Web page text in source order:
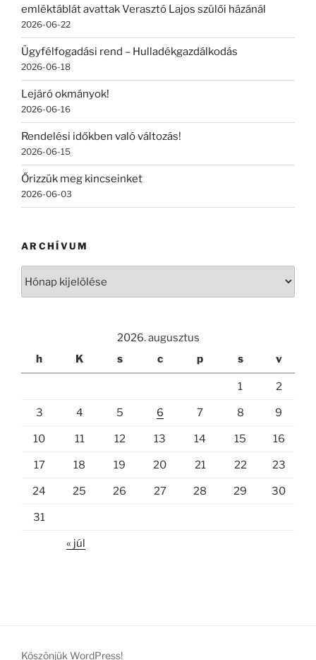
emléktáblát avattak Verasztó Lajos szülői házánál
2026-06-22
Ügyfélfogadási rend – Hulladékgazdálkodás
2026-06-18
Lejáró okmányok!
2026-06-16
Rendelési időkben való változás!
2026-06-15
Őrizzük meg kincseinket
2026-06-03
ARCHÍVUM
2026. augusztus
h
K s c p s v
1 2
3 4 5 6 7 8 9
10 11 12 13 14 15 16
17 18 19 20 21 22 23
24 25 26 27 28 29 30
31
« júl
Köszönjük WordPress!